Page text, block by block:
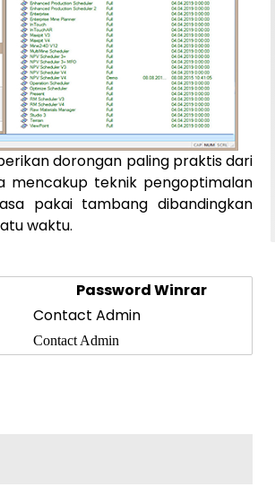
dorongan paling praktis dari
mencakup teknik pengoptimalan
pakai tambang dibandingkan
waktu.
Password Winrar
Contact Admin
Contact Admin